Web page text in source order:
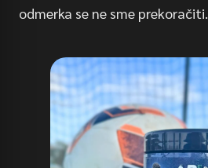
odmerka se ne sme prekoračiti.